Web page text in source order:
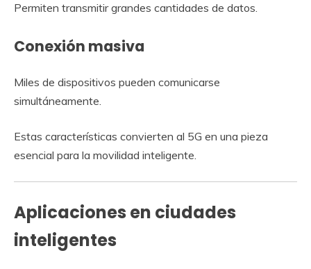
Permiten transmitir grandes cantidades de datos.
Conexión masiva
Miles de dispositivos pueden comunicarse
simultáneamente.
Estas características convierten al 5G en una pieza
esencial para la movilidad inteligente.
Aplicaciones en ciudades
inteligentes